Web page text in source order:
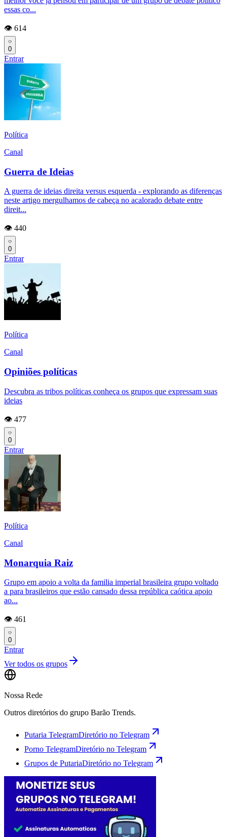
essas co...
👁️ 614
0
Entrar
Política
Canal
Guerra de Ideias
A guerra de ideias direita versus esquerda - explorando as diferenças
neste artigo mergulhamos de cabeça no acalorado debate entre
direit...
👁️ 440
0
Entrar
Política
Canal
Opiniões políticas
Descubra as tribos políticas conheça os grupos que expressam suas
ideias
👁️ 477
0
Entrar
Política
Canal
Monarquia Raiz
Grupo em apoio a volta da familia imperial brasileira grupo voltado
a para brasileiros que estão cansado dessa república caótica apoio
ao...
👁️ 461
0
Entrar
Ver todos os grupos
Nossa Rede
Outros diretórios do grupo Barão Trends.
Putaria TelegramDiretório no Telegram
Porno TelegramDiretório no Telegram
Grupos de PutariaDiretório no Telegram